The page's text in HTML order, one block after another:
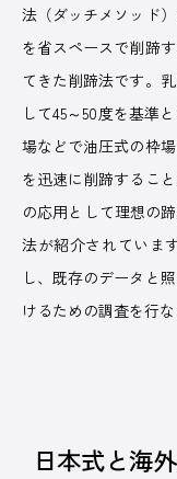
法（ダッチメソッド
を省スペースで削蹄
てきた削蹄法です。
して45～50度を基準
場などで油圧式の枠
を迅速に削蹄するこ
の応用として理想の
法が紹介されていま
し、既存のデータと
けるための調査を行な
日本式と海